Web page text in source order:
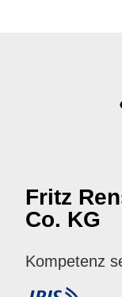
Fritz
Co. KG
Kompetenz